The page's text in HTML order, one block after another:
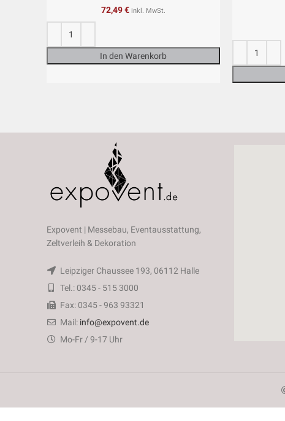
72,49€ inkl. MwSt.
In den Warenkorb
Expovent | Messebau, Eventausstattung,
Zeltverleih & Dekoration
Leipziger Chaussee 193, 06112 Halle
Tel.: 0345 - 515 3000
Fax: 0345 - 963 93321
Mail: info@expovent.de
Mo-Fr / 9-17 Uhr